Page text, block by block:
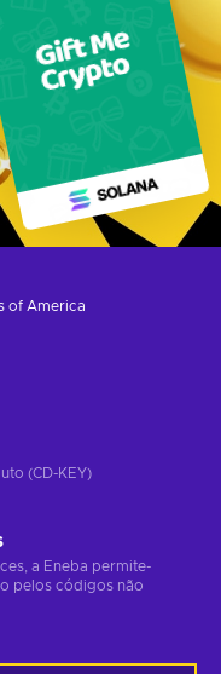
of America
(CD-KEY)
a Eneba permite-
pelos códigos não